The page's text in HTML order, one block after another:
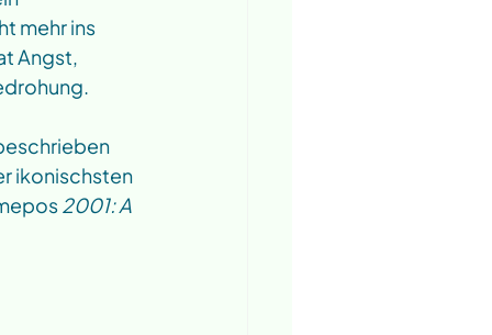
mehr ins
Angst,
ikonischsten
2001: A